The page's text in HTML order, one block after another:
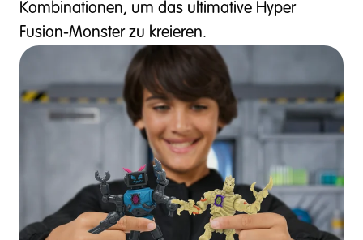
Kombinationen, um das ultimative Hyper
Fusion-Monster zu kreieren.